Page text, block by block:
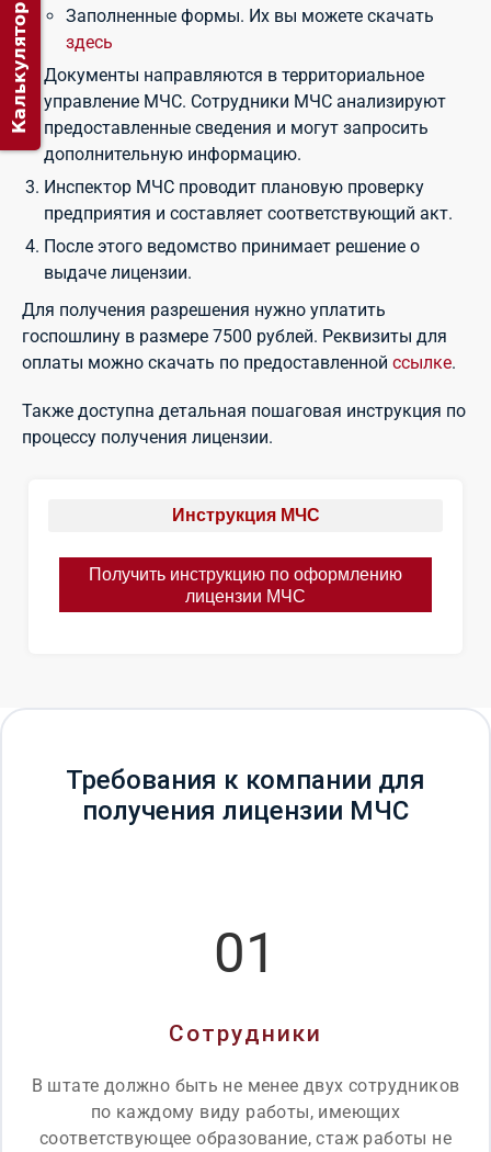
Заполненные формы. Их вы можете скачать
здесь
Документы направляются в территориальное
управление МЧС. Сотрудники МЧС анализируют
предоставленные сведения и могут запросить
дополнительную информацию.
Инспектор МЧС проводит плановую проверку
предприятия и составляет соответствующий акт.
После этого ведомство принимает решение о
выдаче лицензии.
Для получения разрешения нужно уплатить
госпошлину в размере 7500 рублей. Реквизиты для
оплаты можно скачать по предоставленной ссылке.
Также доступна детальная пошаговая инструкция по
процессу получения лицензии.
Требования к компании для
получения лицензии МЧС
01
Сотрудники
В штате должно быть не менее двух сотрудников
по каждому виду работы, имеющих
соответствующее образование, стаж работы не
Калькулятор